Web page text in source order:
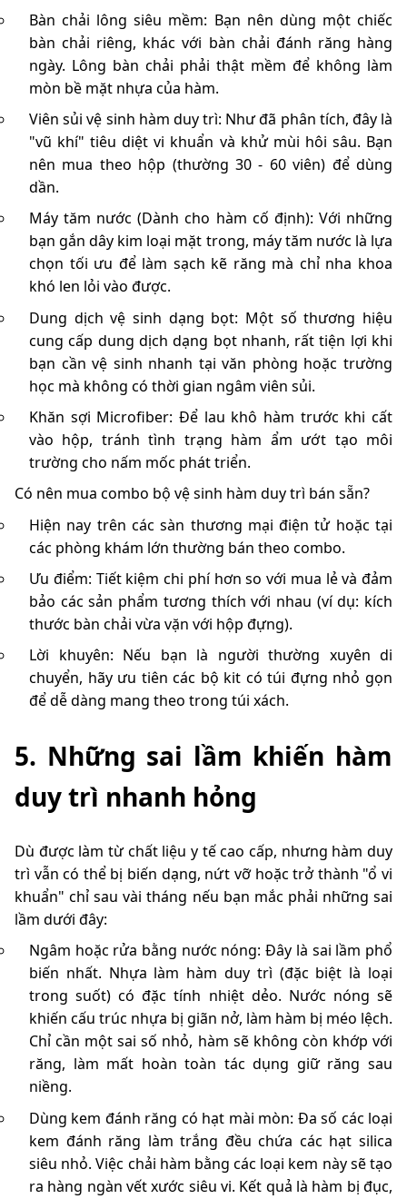
Bàn chải lông siêu mềm: Bạn nên dùng một chiếc
bàn chải riêng, khác với bàn chải đánh răng hàng
ngày. Lông bàn chải phải thật mềm để không làm
mòn bề mặt nhựa của hàm.
Viên sủi vệ sinh hàm duy trì: Như đã phân tích, đây là
"vũ khí" tiêu diệt vi khuẩn và khử mùi hôi sâu. Bạn
nên mua theo hộp (thường 30 - 60 viên) để dùng
dần.
Máy tăm nước (Dành cho hàm cố định): Với những
bạn gắn dây kim loại mặt trong, máy tăm nước là lựa
chọn tối ưu để làm sạch kẽ răng mà chỉ nha khoa
khó len lỏi vào được.
Dung dịch vệ sinh dạng bọt: Một số thương hiệu
cung cấp dung dịch dạng bọt nhanh, rất tiện lợi khi
bạn cần vệ sinh nhanh tại văn phòng hoặc trường
học mà không có thời gian ngâm viên sủi.
Khăn sợi Microfiber: Để lau khô hàm trước khi cất
vào hộp, tránh tình trạng hàm ẩm ướt tạo môi
trường cho nấm mốc phát triển.
Có nên mua combo bộ vệ sinh hàm duy trì bán sẵn?
Hiện nay trên các sàn thương mại điện tử hoặc tại
các phòng khám lớn thường bán theo combo.
Ưu điểm: Tiết kiệm chi phí hơn so với mua lẻ và đảm
bảo các sản phẩm tương thích với nhau (ví dụ: kích
thước bàn chải vừa vặn với hộp đựng).
Lời khuyên: Nếu bạn là người thường xuyên di
chuyển, hãy ưu tiên các bộ kit có túi đựng nhỏ gọn
để dễ dàng mang theo trong túi xách.
5. Những sai lầm khiến hàm
duy trì nhanh hỏng
Dù được làm từ chất liệu y tế cao cấp, nhưng hàm duy
trì vẫn có thể bị biến dạng, nứt vỡ hoặc trở thành "ổ vi
khuẩn" chỉ sau vài tháng nếu bạn mắc phải những sai
lầm dưới đây:
Ngâm hoặc rửa bằng nước nóng: Đây là sai lầm phổ
biến nhất. Nhựa làm hàm duy trì (đặc biệt là loại
trong suốt) có đặc tính nhiệt dẻo. Nước nóng sẽ
khiến cấu trúc nhựa bị giãn nở, làm hàm bị méo lệch.
Chỉ cần một sai số nhỏ, hàm sẽ không còn khớp với
răng, làm mất hoàn toàn tác dụng giữ răng sau
niềng.
Dùng kem đánh răng có hạt mài mòn: Đa số các loại
kem đánh răng làm trắng đều chứa các hạt silica
siêu nhỏ. Việc chải hàm bằng các loại kem này sẽ tạo
ra hàng ngàn vết xước siêu vi. Kết quả là hàm bị đục,